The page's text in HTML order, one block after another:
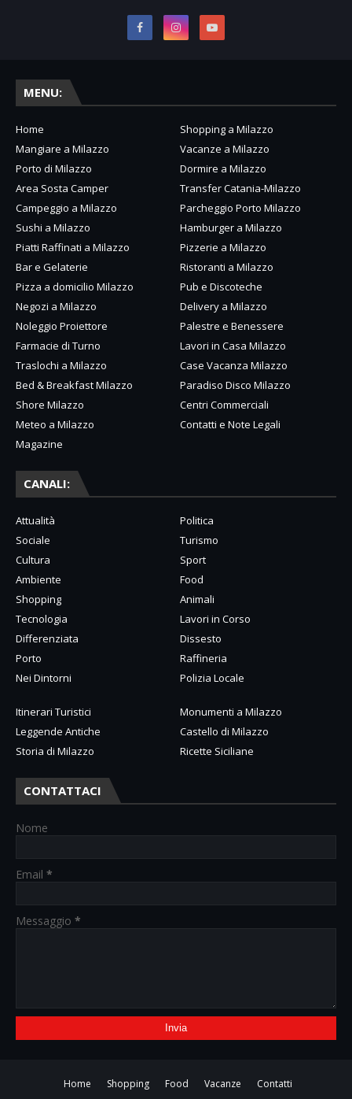
MENU:
Home
Shopping a Milazzo
Mangiare a Milazzo
Vacanze a Milazzo
Porto di Milazzo
Dormire a Milazzo
Area Sosta Camper
Transfer Catania-Milazzo
Campeggio a Milazzo
Parcheggio Porto Milazzo
Sushi a Milazzo
Hamburger a Milazzo
Piatti Raffinati a Milazzo
Pizzerie a Milazzo
Bar e Gelaterie
Ristoranti a Milazzo
Pizza a domicilio Milazzo
Pub e Discoteche
Negozi a Milazzo
Delivery a Milazzo
Noleggio Proiettore
Palestre e Benessere
Farmacie di Turno
Lavori in Casa Milazzo
Traslochi a Milazzo
Case Vacanza Milazzo
Bed & Breakfast Milazzo
Paradiso Disco Milazzo
Shore Milazzo
Centri Commerciali
Meteo a Milazzo
Contatti e Note Legali
Magazine
CANALI:
Attualità
Politica
Sociale
Turismo
Cultura
Sport
Ambiente
Food
Shopping
Animali
Tecnologia
Lavori in Corso
Differenziata
Dissesto
Porto
Raffineria
Nei Dintorni
Polizia Locale
Itinerari Turistici
Monumenti a Milazzo
Leggende Antiche
Castello di Milazzo
Storia di Milazzo
Ricette Siciliane
CONTATTACI
Nome
Email *
Messaggio *
Home Shopping Food Vacanze Contatti